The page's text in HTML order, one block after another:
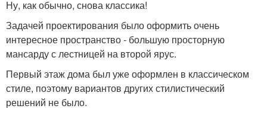
Ну, как обычно, снова классика!
Задачей проектирования было оформить очень
интересное пространство - большую просторную
мансарду с лестницей на второй ярус.
Первый этаж дома был уже оформлен в классическом
стиле, поэтому вариантов других стилистический
решений не было.